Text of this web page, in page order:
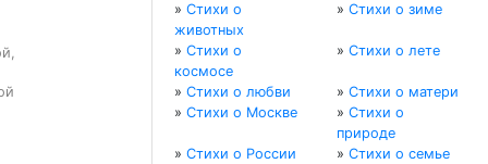
» Стихи о
животных
» Стихи о зиме
» Стихи о
космосе
» Стихи о лете
» Стихи о любви » Стихи о матери
» Стихи о Москве » Стихи о
природе
» Стихи о России » Стихи о семье